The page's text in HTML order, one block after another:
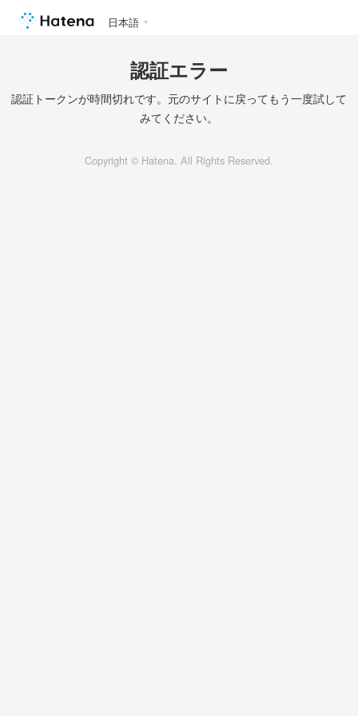
日本語
認証エラー
認証トークンが時間切れです。元のサイトに戻ってもう一度試して
みてください。
Copyright © Hatena. All Rights Reserved.